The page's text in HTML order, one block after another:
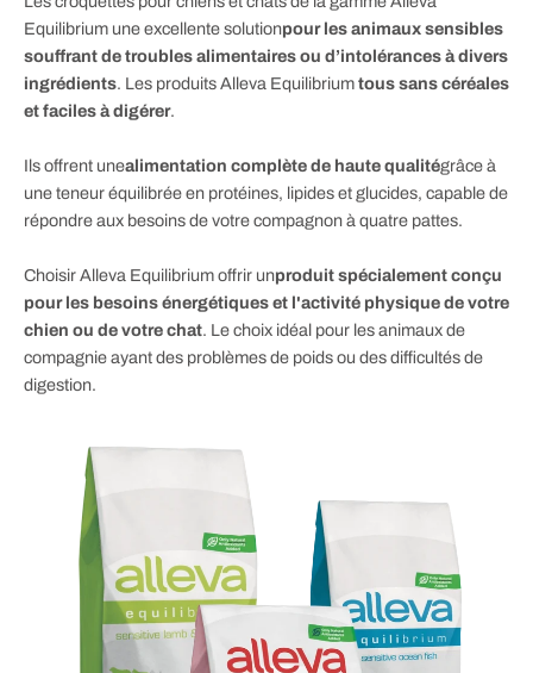
Equilibrium une excellente solutionpour les animaux sensibles
souffrant de troubles alimentaires ou d’intolérances à divers
ingrédients. Les produits Alleva Equilibriumtous sans céréales
et faciles à digérer.
Ils offrent unealimentation complète de haute qualitégrâce à
une teneur équilibrée en protéines, lipides et glucides, capable de
répondre aux besoins de votre compagnon à quatre pattes.
Choisir Alleva Equilibrium offrir unproduit spécialement conçu
pour les besoins énergétiques et l'activité physique de votre
chien ou de votre chat. Le choix idéal pour les animaux de
compagnie ayant des problèmes de poids ou des difficultés de
digestion.